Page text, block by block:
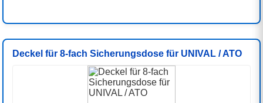
Deckel für 8-fach Sicherungsdose für UNIVAL / ATO